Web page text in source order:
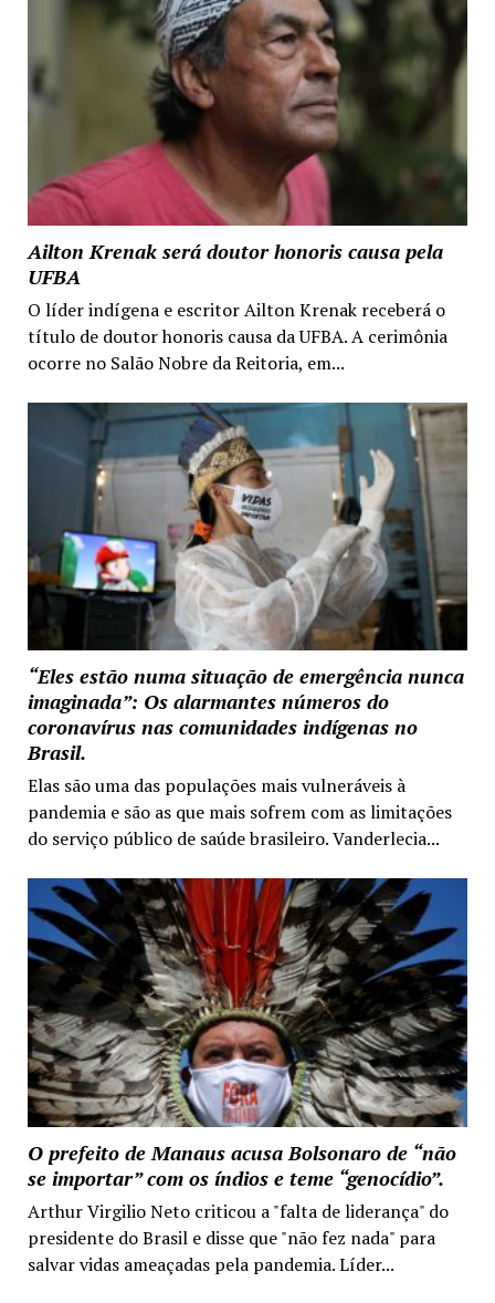
Ailton Krenak será doutor honoris causa pela
UFBA
O líder indígena e escritor Ailton Krenak receberá o
título de doutor honoris causa da UFBA. A cerimônia
ocorre no Salão Nobre da Reitoria, em...
“Eles estão numa situação de emergência nunca
imaginada”: Os alarmantes números do
coronavírus nas comunidades indígenas no
Brasil.
Elas são uma das populações mais vulneráveis à
pandemia e são as que mais sofrem com as limitações
do serviço público de saúde brasileiro. Vanderlecia...
O prefeito de Manaus acusa Bolsonaro de “não
se importar” com os índios e teme “genocídio”.
Arthur Virgilio Neto criticou a "falta de liderança" do
presidente do Brasil e disse que "não fez nada" para
salvar vidas ameaçadas pela pandemia. Líder...